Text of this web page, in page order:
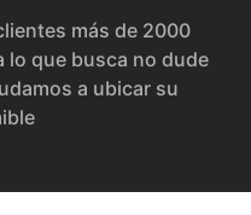
más de 2000
que busca no dude
a ubicar su